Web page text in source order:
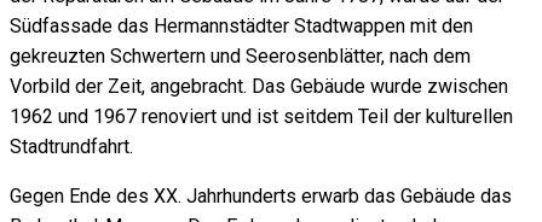
Südfassade das Hermannstädter Stadtwappen mit den
gekreuzten Schwertern und Seerosenblätter, nach dem
Vorbild der Zeit, angebracht. Das Gebäude wurde zwischen
1962 und 1967 renoviert und ist seitdem Teil der kulturellen
Stadtrundfahrt.
Gegen Ende des XX. Jahrhunderts erwarb das Gebäude das